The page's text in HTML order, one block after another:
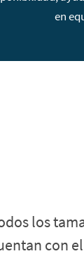
en
los
con